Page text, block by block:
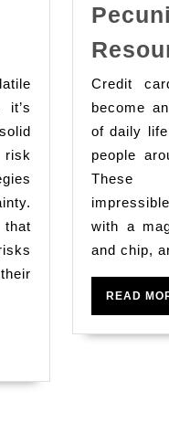
Management
to
Uncertainty
it’s
Credit
become
of daily
people
with a
and chip,
READ